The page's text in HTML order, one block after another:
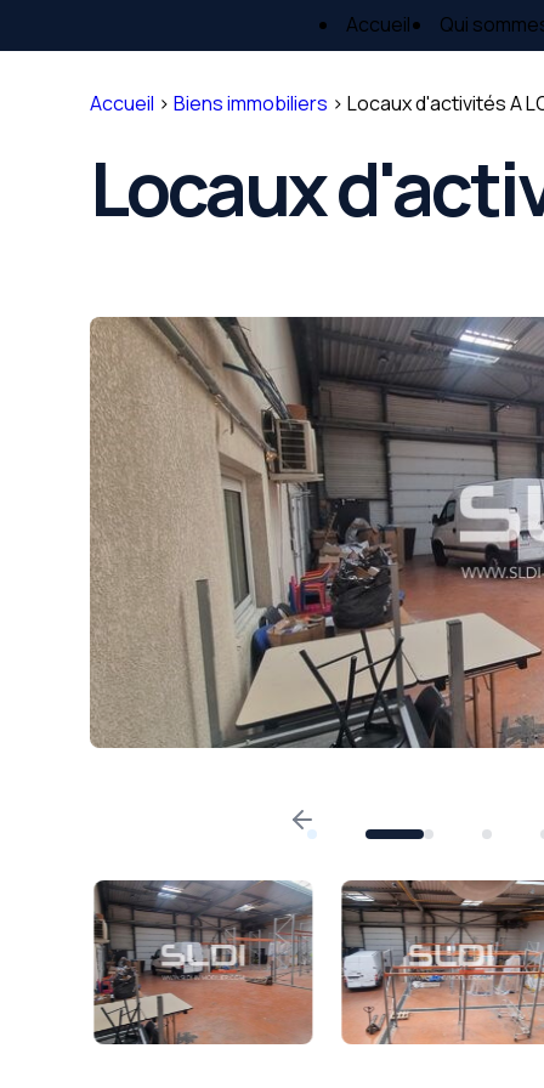
Accueil Qui
Accueil >Biens immobiliers >Locaux d'activités A
Locaux